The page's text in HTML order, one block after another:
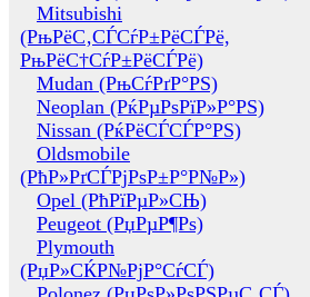
Mitsubishi
(РњРёС‚СЃСѓР±РёСЃРё,
РњРёС†СѓР±РёСЃРё)
Mudan (РњСѓРґР°РЅ)
Neoplan (РќРµРѕРїР»Р°РЅ)
Nissan (РќРёСЃСЃР°РЅ)
Oldsmobile
(РћР»РґСЃРјРѕР±Р°Р№Р»)
Opel (РћРїРµР»СЊ)
Peugeot (РџРµР¶Рѕ)
Plymouth
(РџР»СЌР№РјР°СѓСЃ)